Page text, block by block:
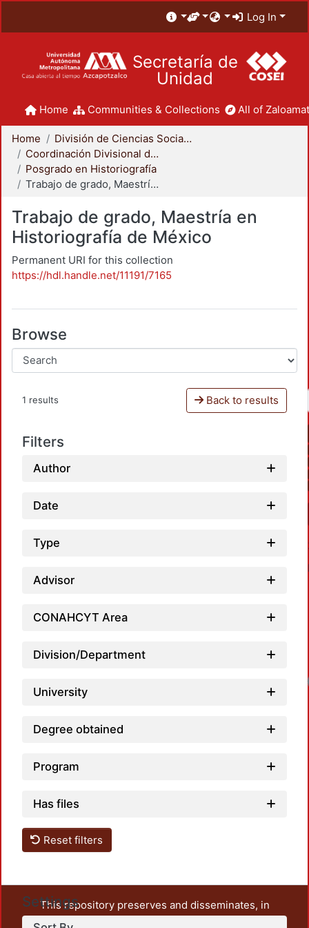
Log In
Secretaría de
Unidad
Home Communities & Collections All of
Home
División de Ciencias Sociales y Humanidades
Coordinación Divisional de Posgrado
Posgrado en Historiografía
Trabajo de grado, Maestría en Historiografía de México
Trabajo de grado, Maestría en
Historiografía de México
Permanent URI for this collection
https://hdl.handle.net/11191/7165
Browse
1 results Back to results
Filters
Author
Date
Type
Advisor
CONAHCYT Area
Division/Department
University
Degree obtained
Program
Has files
Reset filters
Settings
This repository preserves and disseminates, in
unrestricted open access, the teaching and research